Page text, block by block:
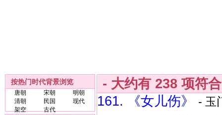
按热门时代背景浏览
唐朝 宋朝
明朝
清朝
民国
现代
架空
古代
- 大约有 238 项符
161. 《女儿伤》
- 玉